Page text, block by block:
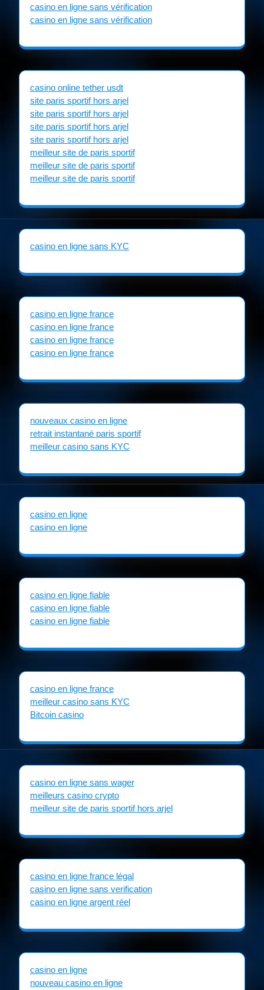
casino en ligne sans vérification
casino en ligne sans vérification
casino online tether usdt
site paris sportif hors arjel
site paris sportif hors arjel
site paris sportif hors arjel
site paris sportif hors arjel
meilleur site de paris sportif
meilleur site de paris sportif
meilleur site de paris sportif
casino en ligne sans KYC
casino en ligne france
casino en ligne france
casino en ligne france
casino en ligne france
nouveaux casino en ligne
retrait instantané paris sportif
meilleur casino sans KYC
casino en ligne
casino en ligne
casino en ligne fiable
casino en ligne fiable
casino en ligne fiable
casino en ligne france
meilleur casino sans KYC
Bitcoin casino
casino en ligne sans wager
meilleurs casino crypto
meilleur site de paris sportif hors arjel
casino en ligne france légal
casino en ligne sans verification
casino en ligne argent réel
casino en ligne
nouveau casino en ligne